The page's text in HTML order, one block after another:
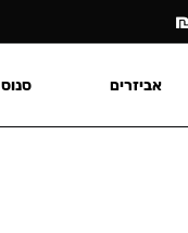
אביזרים סנוס